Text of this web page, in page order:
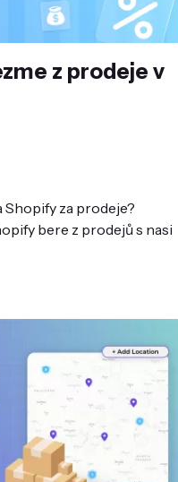
z prodeje v
Shopify za prodeje?
bere z prodejů s nasi